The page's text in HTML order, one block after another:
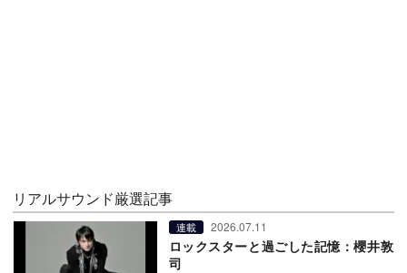
リアルサウンド厳選記事
連載 2026.07.11
ロックスターと過ごした記憶：櫻井敦
司